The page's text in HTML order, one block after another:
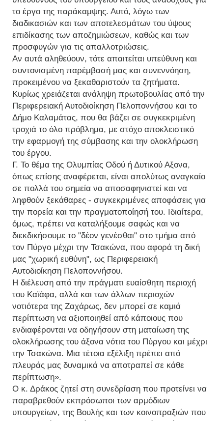
το έργο της παράκαμψης. Αυτό, λόγω των
διαδικασιών και των αποτελεσμάτων του ύψους
επιδίκασης των αποζημιώσεων, καθώς και των
προσφυγών για τις απαλλοτριώσεις.
Αν αυτά αληθεύουν, τότε απαιτείται υπεύθυνη και
συντονισμένη παρέμβασή μας και συνεννόηση,
προκειμένου να ξεκαθαριστούν τα ζητήματα.
Κυρίως χρειάζεται ανάληψη πρωτοβουλίας από την
Περιφερειακή Αυτοδιοίκηση Πελοποννήσου και το
Δήμο Καλαμάτας, που θα βάζει σε συγκεκριμένη
τροχιά το όλο πρόβλημα, με στόχο αποκλειστικό
την εφαρμογή της σύμβασης και την ολοκλήρωση
του έργου.
Γ. Το θέμα της Ολυμπίας Οδού ή Δυτικού Αξονα,
όπως επίσης αναφέρεται, είναι απολύτως αναγκαίο
σε πολλά του σημεία να αποσαφηνιστεί και να
ληφθούν ξεκάθαρες - συγκεκριμένες αποφάσεις για
την πορεία και την πραγματοποίησή του. Ιδιαίτερα,
όμως, πρέπει να καταλήξουμε σαφώς και να
διεκδικήσουμε το "δέον γενέσθαι" στο τμήμα από
τον Πύργο μέχρι την Τσακώνα, που αφορά τη δική
μας "χωρική ευθύνη", ως Περιφερειακή
Αυτοδιοίκηση Πελοποννήσου.
Η διέλευση από την πράγματι ευαίσθητη περιοχή
του Καϊάφα, αλλά και των άλλων περιοχών
νοτιότερα της Ζαχάρως, δεν μπορεί σε καμιά
περίπτωση να αξιοποιηθεί από κάποιους που
ενδιαφέρονται να οδηγήσουν στη ματαίωση της
ολοκλήρωσης του άξονα νότια του Πύργου και μέχρι
την Τσακώνα. Μια τέτοια εξέλιξη πρέπει από
πλευράς μας δυναμικά να αποτραπεί σε κάθε
περίπτωση».
Ο κ. Δράκος ζητεί στη συνεδρίαση που προτείνει να
παραβρεθούν εκπρόσωποι των αρμόδιων
υπουργείων, της Βουλής και των κοινοπραξιών που